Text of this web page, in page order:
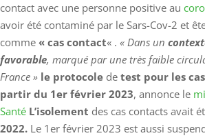
contact avec une personne positive au
avoir été contaminé par le Sars-Cov-2 et
comme « cas contact« . « Dans un
favorable, marqué par une très faible
France » le protocole de test pour les
partir du 1er février 2023, annonce le
Santé L’isolement des cas contacts avait
2022. Le 1er février 2023 est aussi